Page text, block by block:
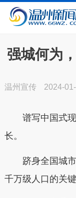
强城何为
温州宣传 2024-
谱写中国式
长。
跻身全国城
千万级人口的关